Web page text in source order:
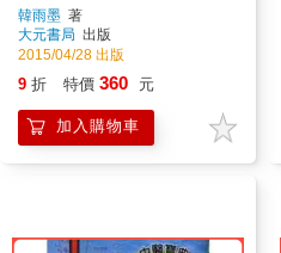
韓雨墨 著
大元書局 出版
2015/04/28 出版
9 折 特價 360 元
加入購物車